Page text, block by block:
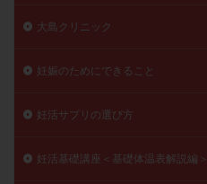
大島クリニック
妊娠のためにできること
妊活サプリの選び方
妊活基礎講座＜基礎体温表解説編＞